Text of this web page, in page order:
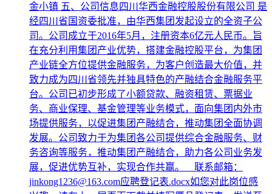
金小镇 五、公司信息四川华西金融控股股份有限公司 是
经四川省国资委批准，由华西集团发起设立的全资子公
司。公司成立于2016年5月，注册资本6亿元人民币。旨
在充分利用集团产业优势，搭建金融控股平台，为集团
产业链全方位提供金融服务，为客户创造最大价值，并
致力成为四川省领先并独具特色的产融结合金融服务平
台。公司已初步形成了小额贷款、融资租赁、票据业
务、商业保理、基金管理等业务模式，面向集团内外市
场提供服务，以促进集团产融结合，推动集团全面协调
发展。公司致力于为集团各公司提供综合金融服务、财
务咨询等服务，推动集团产融结合，助力各公司业务发
展，促进优势互补，实现合作共赢。 联系邮箱：
jinkong1236@163.com应聘登记表.docx如您对此岗位感